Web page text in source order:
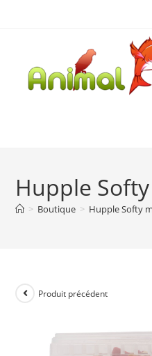
Hupple
> Boutique > Hupple Softy
Produit précédent